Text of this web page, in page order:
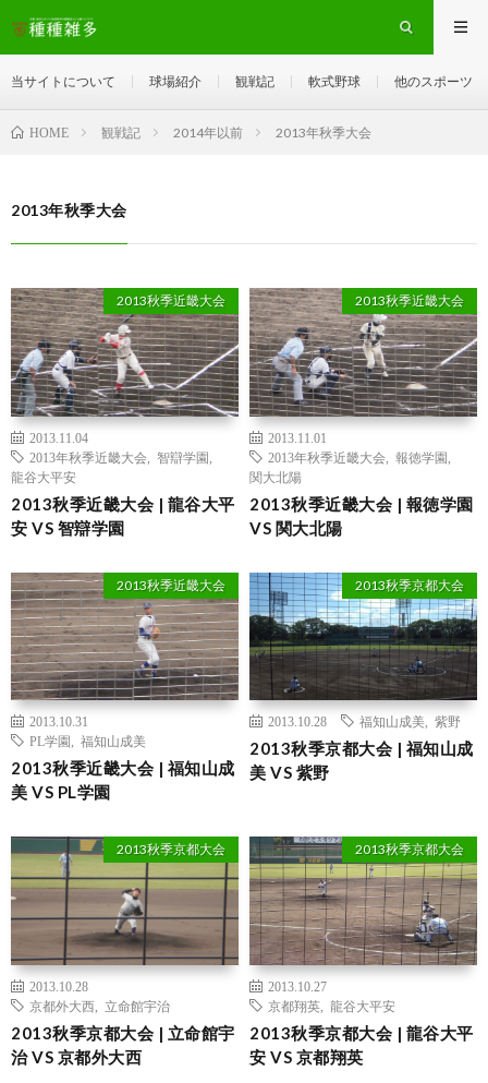
当サイトについて 球場紹介 観戦記 軟式野球 他のスポーツ
HOME 観戦記 2014年以前 2013年秋季大会
2013年秋季大会
2013秋季近畿大会
2013.11.04
2013年秋季近畿大会
智辯学園
龍谷大平安
2013秋季近畿大会 | 龍谷大平
安 VS 智辯学園
2013秋季近畿大会
2013.11.01
2013年秋季近畿大会
報徳学園
関大北陽
2013秋季近畿大会 | 報徳学園
VS 関大北陽
2013秋季近畿大会
2013.10.31
PL学園
福知山成美
2013秋季近畿大会 | 福知山成
美 VS PL学園
2013秋季京都大会
2013.10.28 福知山成美 紫野
2013秋季京都大会 | 福知山成
美 VS 紫野
2013秋季京都大会
2013.10.28
京都外大西
立命館宇治
2013秋季京都大会 | 立命館宇
治 VS 京都外大西
2013秋季京都大会
2013.10.27
京都翔英
龍谷大平安
2013秋季京都大会 | 龍谷大平
安 VS 京都翔英